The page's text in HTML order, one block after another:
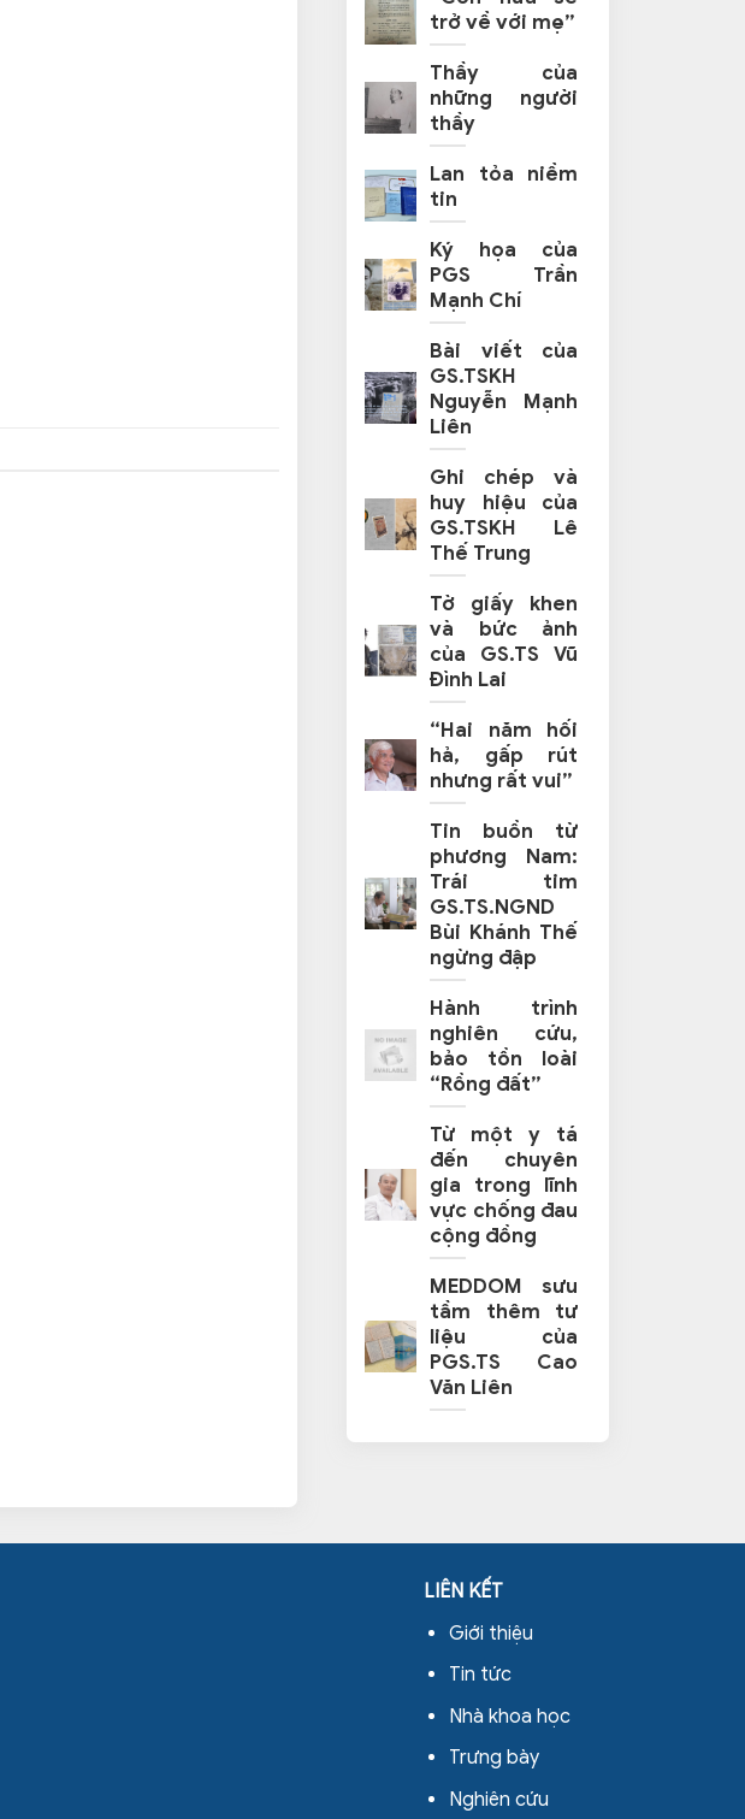
trở về với mẹ”
Thầy của
những người
thầy
Lan tỏa niềm
tin
Ký họa của
PGS Trần
Mạnh Chí
Bài viết của
GS.TSKH
Nguyễn Mạnh
Liên
Ghi chép và
huy hiệu của
GS.TSKH Lê
Thế Trung
Tờ giấy khen
và bức ảnh
của GS.TS Vũ
Đình Lai
“Hai năm hối
hả, gấp rút
nhưng rất vui”
Tin buồn từ
phương Nam:
Trái tim
GS.TS.NGND
Bùi Khánh Thế
ngừng đập
Hành trình
nghiên cứu,
bảo tồn loài
“Rồng đất”
Từ một y tá
đến chuyên
gia trong lĩnh
vực chống đau
cộng đồng
MEDDOM sưu
tầm thêm tư
liệu của
PGS.TS Cao
Văn Liên
LIÊN KẾT
Giới thiệu
Tin tức
Nhà khoa học
Trưng bày
Nghiên cứu